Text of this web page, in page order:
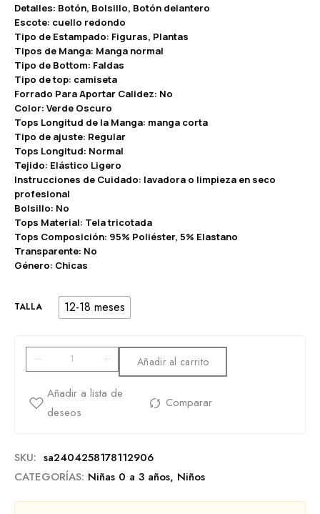
Detalles: Botón, Bolsillo, Botón delantero
Escote: cuello redondo
Tipo de Estampado: Figuras, Plantas
Tipos de Manga: Manga normal
Tipo de Bottom: Faldas
Tipo de top: camiseta
Forrado Para Aportar Calidez: No
Color: Verde Oscuro
Tops Longitud de la Manga: manga corta
Tipo de ajuste: Regular
Tops Longitud: Normal
Tejido: Elástico Ligero
Instrucciones de Cuidado: lavadora o limpieza en seco
profesional
Bolsillo: No
Tops Material: Tela tricotada
Tops Composición: 95% Poliéster, 5% Elastano
Transparente: No
Género: Chicas
TALLA 12-18 meses
Añadir al carrito
SKU: sa2404258178112906
CATEGORÍAS: Niñas 0 a 3 años, Niños